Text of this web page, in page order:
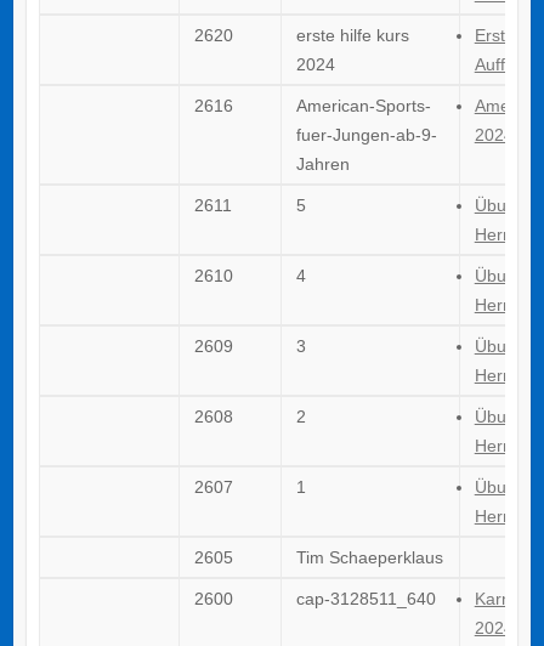
2620
erste hilfe kurs
2024
Erste
2616
American-Sports-
fuer-Jungen-ab-9-
Jahren
2024
2611 5
Herren
2610 4
Herren
2609 3
Herren
2608 2
Herren
2607 1
Herren
2605 Tim Schaeperklaus
2600 cap-3128511_640
2024